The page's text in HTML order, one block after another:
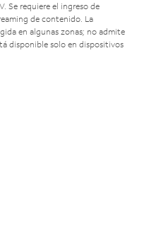
Se requiere el ingreso de
de contenido. La
en algunas zonas; no admite
disponible solo en dispositivos